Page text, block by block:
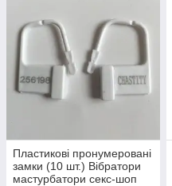
Пластикові пронумеровані
замки (10 шт.) Вібратори
мастурбатори секс-шоп